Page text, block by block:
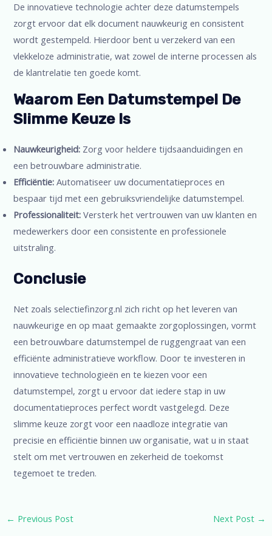
De innovatieve technologie achter deze datumstempels
zorgt ervoor dat elk document nauwkeurig en consistent
wordt gestempeld. Hierdoor bent u verzekerd van een
vlekkeloze administratie, wat zowel de interne processen als
de klantrelatie ten goede komt.
Waarom Een Datumstempel De
Slimme Keuze Is
Nauwkeurigheid: Zorg voor heldere tijdsaanduidingen en
een betrouwbare administratie.
Efficiëntie: Automatiseer uw documentatieproces en
bespaar tijd met een gebruiksvriendelijke datumstempel.
Professionaliteit: Versterk het vertrouwen van uw klanten en
medewerkers door een consistente en professionele
uitstraling.
Conclusie
Net zoals selectiefinzorg.nl zich richt op het leveren van
nauwkeurige en op maat gemaakte zorgoplossingen, vormt
een betrouwbare datumstempel de ruggengraat van een
efficiënte administratieve workflow. Door te investeren in
innovatieve technologieën en te kiezen voor een
datumstempel, zorgt u ervoor dat iedere stap in uw
documentatieproces perfect wordt vastgelegd. Deze
slimme keuze zorgt voor een naadloze integratie van
precisie en efficiëntie binnen uw organisatie, wat u in staat
stelt om met vertrouwen en zekerheid de toekomst
tegemoet te treden.
← Previous Post Next Post →